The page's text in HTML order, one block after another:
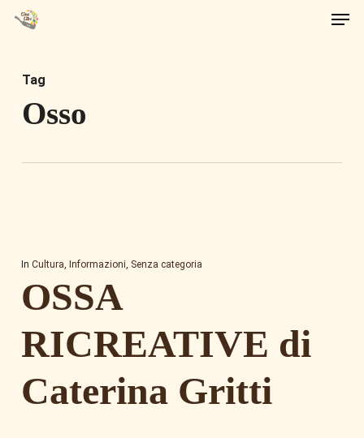
Skip
content
Tag
Osso
In Cultura, Informazioni, Senza categoria
OSSA
RICREATIVE di
Caterina Gritti